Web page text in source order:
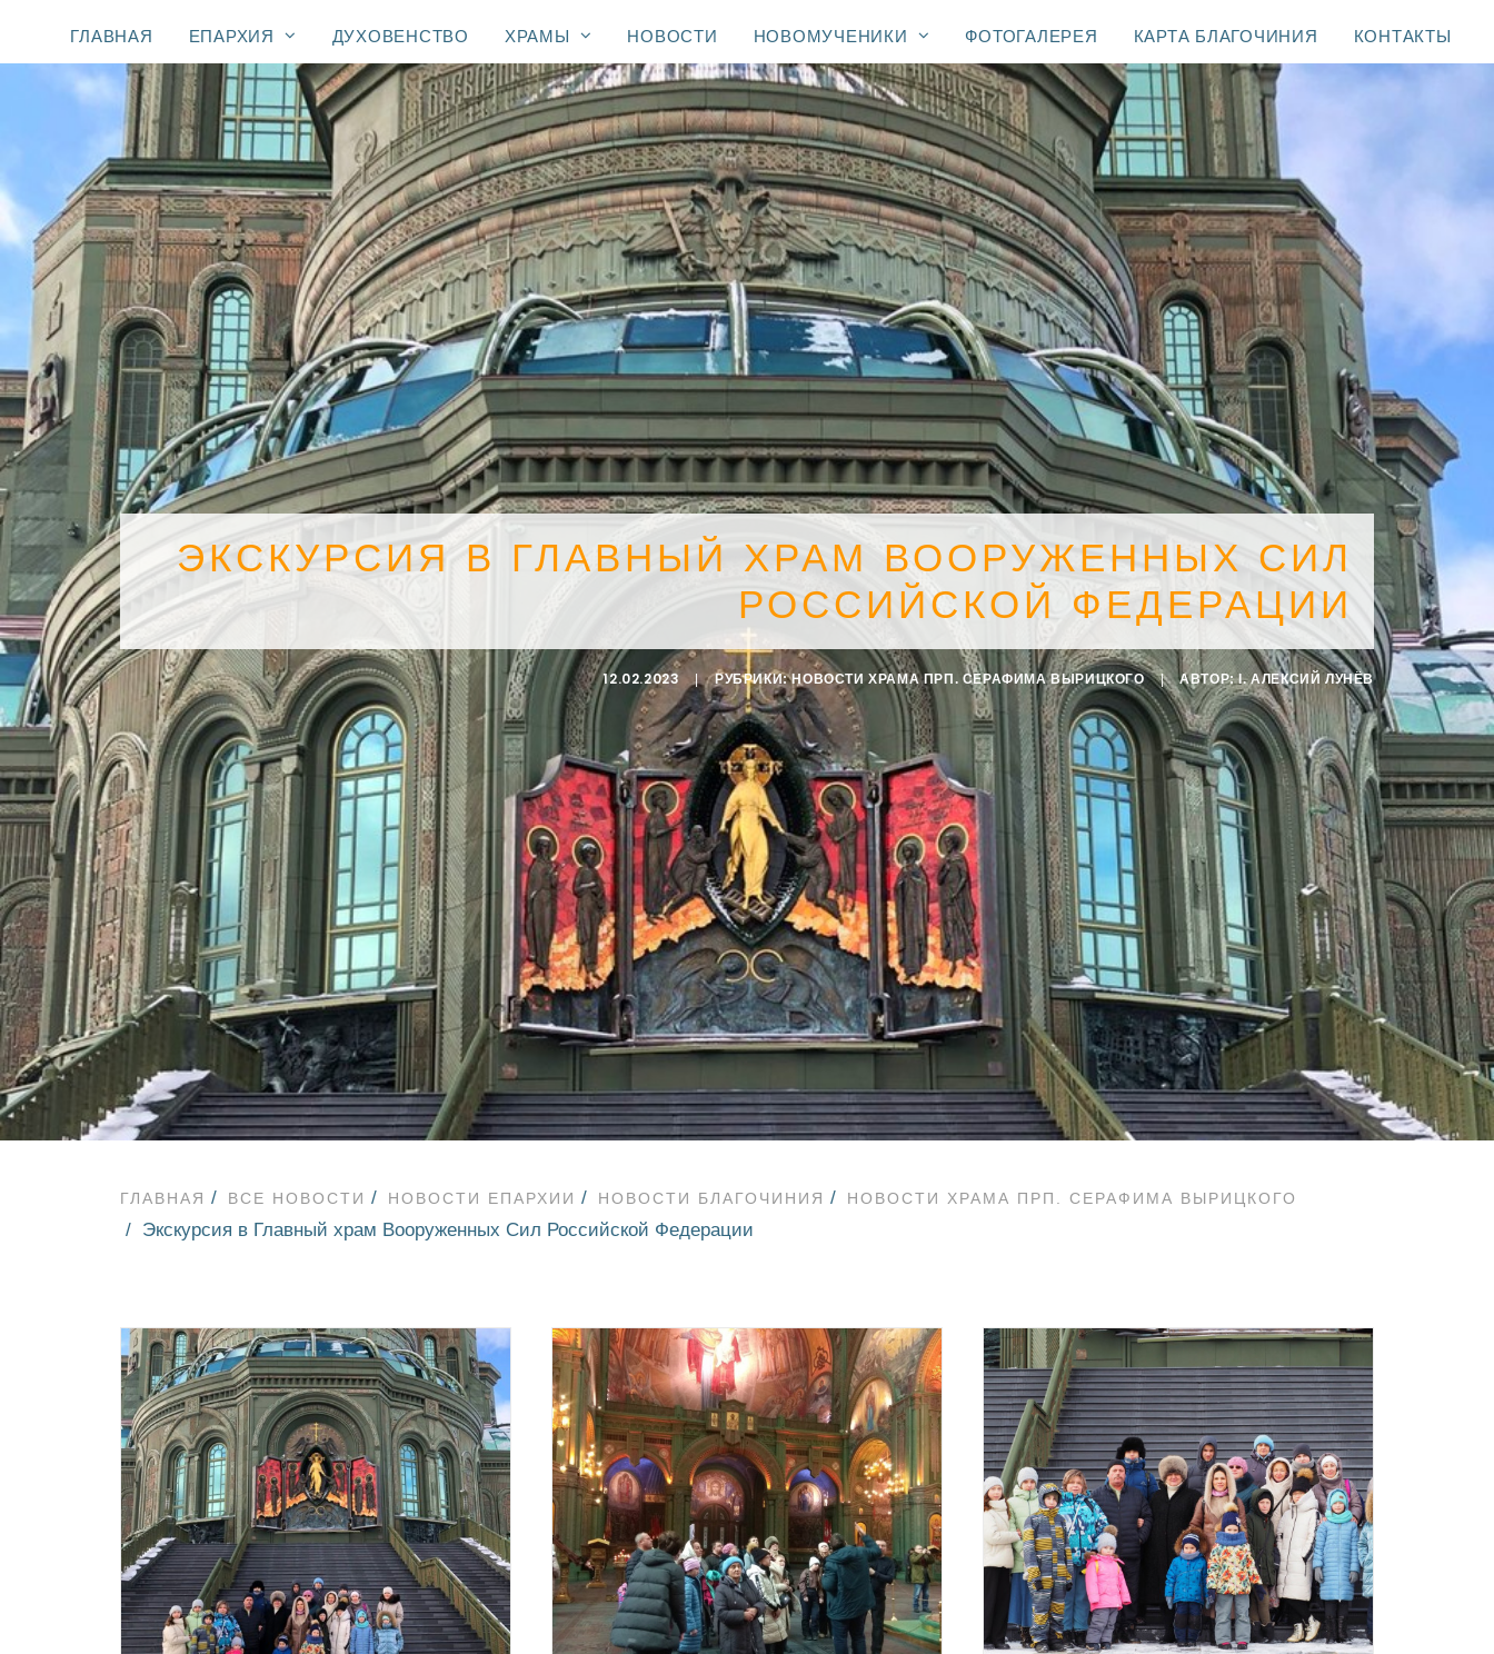
ГЛАВНАЯ ЕПАРХИЯ ДУХОВЕНСТВО ХРАМЫ НОВОСТИ НОВОМУЧЕНИКИ ФОТОГАЛЕРЕЯ КАРТА БЛАГОЧИНИЯ КОНТАКТЫ
ЭКСКУРСИЯ В ГЛАВНЫЙ ХРАМ ВООРУЖЕННЫХ СИЛ
РОССИЙСКОЙ ФЕДЕРАЦИИ
12.02.2023 | РУБРИКИ:НОВОСТИ ХРАМА ПРП. СЕРАФИМА ВЫРИЦКОГО | АВТОР:I. АЛЕКСИЙ ЛУНЁВ
ГЛАВНАЯ ВСЕ НОВОСТИ НОВОСТИ ЕПАРХИИ НОВОСТИ БЛАГОЧИНИЯ НОВОСТИ ХРАМА ПРП. СЕРАФИМА ВЫРИЦКОГО
Экскурсия в Главный храм Вооруженных Сил Российской Федерации